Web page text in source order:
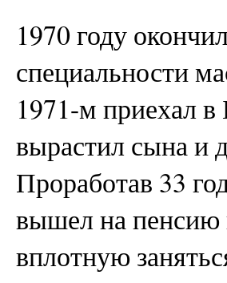
1970 году
специальности
1971-м приехал в
вырастил сына и
Проработав 33
вышел на пенсию
вплотную